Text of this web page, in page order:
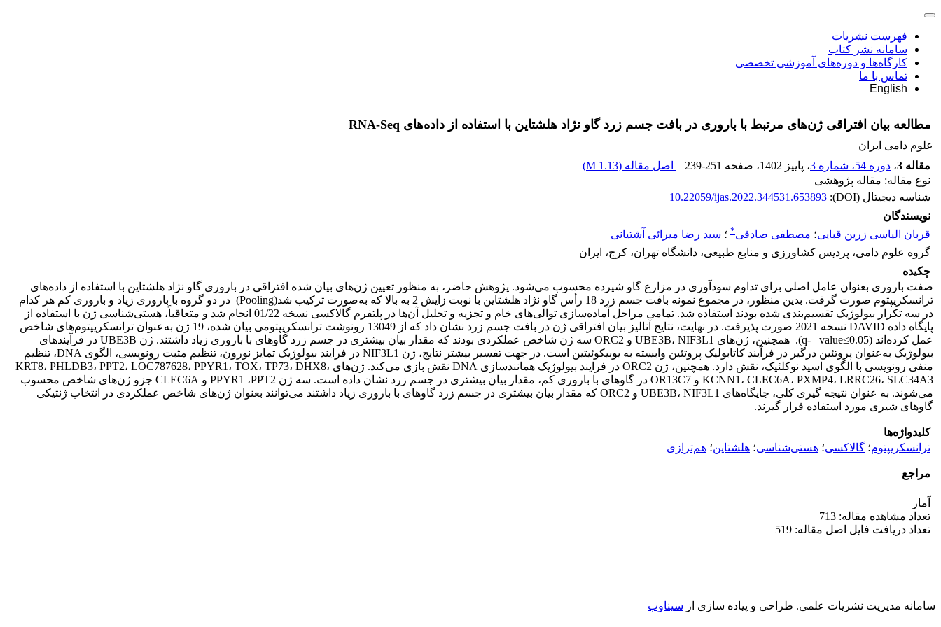
فهرست نشریات
سامانه نشر کتاب
کارگاه‌ها و دوره‌های آموزشی تخصصی
تماس با ما
English
مطالعه بیان افتراقی ژن‌های مرتبط با باروری در بافت جسم زرد گاو نژاد هلشتاین با استفاده از داده‌های RNA-Seq
علوم دامی ایران
مقاله 3
، دوره 54، شماره 3 ، پاییز 1402 ، صفحه 239-251 اصل مقاله (1.13 M
)
نوع مقاله: مقاله پژوهشی
شناسه دیجیتال (DOI):
10.22059/ijas.2022.344531.653893
نویسندگان
قربان الیاسی زرین قبایی؛ مصطفی صادقی* ؛ سید رضا میرائی آشتیانی
گروه علوم دامی، پردیس کشاورزی و منابع طبیعی، دانشگاه تهران، کرج، ایران
چکیده
صفت باروری بعنوان عامل اصلی برای تداوم سودآوری در مزارع گاو شیرده محسوب می‌شود. پژوهش حاضر، به منظور تعیین ژن‌های بیان شده افتراقی در باروری گاو نژاد هلشتاین با استفاده از داده‌های
ترانسکریپتوم صورت گرفت. بدین منظور، در مجموع نمونه بافت جسم زرد 18 رأس گاو نژاد هلشتاین با نوبت زایش 2 به بالا که به‌صورت ترکیب شد(Pooling) در دو گروه با باروری زیاد و باروری کم هر کدام
در سه تکرار بیولوژیک تقسیم‌بندی شده بودند استفاده شد. تمامی مراحل آماده‌سازی توالی‌های خام و تجزیه و تحلیل آن‌ها در پلتفرم گالاکسی نسخه 01/22 انجام شد و متعاقباً، هستی‌شناسی ژن با استفاده از
پایگاه داده DAVID نسخه 2021 صورت پذیرفت. در نهایت، نتایج آنالیز بیان افتراقی ژن در بافت جسم زرد نشان داد که از 13049 رونوشت ترانسکریپتومی بیان شده، 19 ژن به‌عنوان ترانسکریپتوم‌های شاخص
عمل کرده‌اند (q- value≤0.05). همچنین، ژن‌های UBE3B، NIF3L1 و ORC2 سه ژن شاخص عملکردی بودند که مقدار بیان بیشتری در جسم زرد گاوهای با باروری زیاد داشتند. ژن UBE3B در فرآیند‌های
بیولوژیک به‌عنوان پروتئین درگیر در فرآیند کاتابولیک پروتئین وابسته به یوبیکوئیتین است. در جهت تفسیر بیشتر نتایج، ژن NIF3L1 در فرایند بیولوژیک تمایز نورون، تنظیم مثبت رونویسی، الگوی DNA، تنظیم
منفی رونویسی با الگوی اسید نوکلئیک، نقش دارد. همچنین، ژن ORC2 در فرایند بیولوژیک همانندسازی DNA نقش بازی می‌کند. ژن‌های KRT8، PHLDB3، PPT2، LOC787628، PPYR1، TOX، TP73، DHX8،
KCNN1، CLEC6A، PXMP4، LRRC26، SLC34A3 و OR13C7 در گاوهای با باروری کم، مقدار بیان بیشتری در جسم زرد نشان داده است. سه ژن PPT2‏‏‌،‏ PPYR1 و CLEC6A جزو ژن‌های شاخص محسوب
می‌شوند. به عنوان نتیجه گیری کلی، جایگاه‌های UBE3B، NIF3L1 و ORC2 که مقدار بیان بیشتری در جسم زرد گاوهای با باروری زیاد داشتند می‌توانند بعنوان ژن‌های شاخص عملکردی در انتخاب ژنتیکی
گاوهای شیری مورد استفاده قرار گیرند.
کلیدواژه‌ها
ترانسکریپتوم‏؛ گالاکسی؛ هستی‌شناسی؛ هلشتاین؛ هم‌ترازی
مراجع
آمار
تعداد مشاهده مقاله: 713
تعداد دریافت فایل اصل مقاله: 519
سامانه مدیریت نشریات علمی. طراحی و پیاده سازی از سیناوب